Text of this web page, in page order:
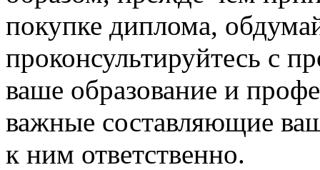
покупке диплома,
проконсультируйтесь с
ваше образование и
важные составляющие
к ним ответственно.